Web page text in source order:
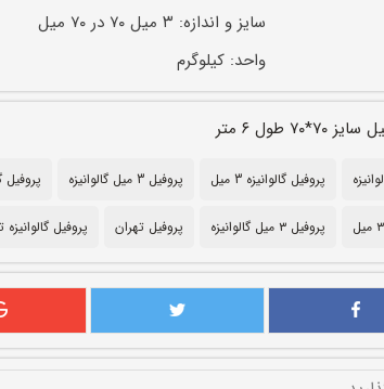
سایز و اندازه: ۳ میل ۷۰ در ۷۰ میل
واحد: کیلوگرم
پروفیل گالوانیزه 3 میل پروفیل 3 میل گالوانیزه پروفیل
پروفیل ۳ میل گالوانیزه پروفیل تهران پروفیل گالوانیزه